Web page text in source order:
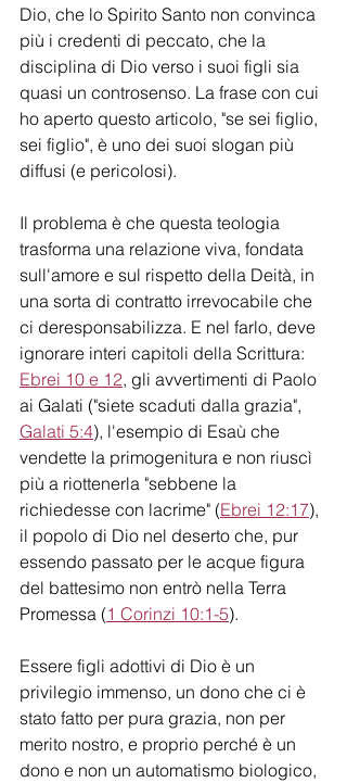
Dio, che lo Spirito Santo non convinca
più i credenti di peccato, che la
disciplina di Dio verso i suoi figli sia
quasi un controsenso. La frase con cui
ho aperto questo articolo, "se sei figlio,
sei figlio", è uno dei suoi slogan più
diffusi (e pericolosi).
Il problema è che questa teologia
trasforma una relazione viva, fondata
sull'amore e sul rispetto della Deità, in
una sorta di contratto irrevocabile che
ci deresponsabilizza. E nel farlo, deve
ignorare interi capitoli della Scrittura:
Ebrei 10 e 12, gli avvertimenti di Paolo
ai Galati ("siete scaduti dalla grazia",
Galati 5:4), l'esempio di Esaù che
vendette la primogenitura e non riuscì
più a riottenerla "sebbene la
richiedesse con lacrime" (Ebrei 12:17),
il popolo di Dio nel deserto che, pur
essendo passato per le acque figura
del battesimo non entrò nella Terra
Promessa (1 Corinzi 10:1-5).
Essere figli adottivi di Dio è un
privilegio immenso, un dono che ci è
stato fatto per pura grazia, non per
merito nostro, e proprio perché è un
dono e non un automatismo biologico,